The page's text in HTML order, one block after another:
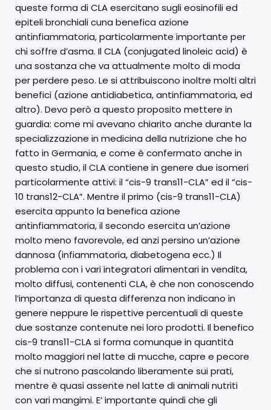
queste forma di CLA esercitano sugli eosinofili ed
epiteli bronchiali cuna benefica azione
antinfiammatoria, particolarmente importante per
chi soffre d’asma. Il CLA (conjugated linoleic acid) è
una sostanza che va attualmente molto di moda
per perdere peso. Le si attribuiscono inoltre molti altri
benefici (azione antidiabetica, antinfiammatoria, ed
altro). Devo però a questo proposito mettere in
guardia: come mi avevano chiarito anche durante la
specializzazione in medicina della nutrizione che ho
fatto in Germania, e come è confermato anche in
questo studio, il CLA contiene in genere due isomeri
particolarmente attivi: il “cis-9 trans11-CLA” ed il “cis-
10 trans12-CLA”. Mentre il primo (cis-9 trans11-CLA)
esercita appunto la benefica azione
antinfiammatoria, il secondo esercita un’azione
molto meno favorevole, ed anzi persino un’azione
dannosa (infiammatoria, diabetogena ecc.) Il
problema con i vari integratori alimentari in vendita,
molto diffusi, contenenti CLA, è che non conoscendo
l’importanza di questa differenza non indicano in
genere neppure le rispettive percentuali di queste
due sostanze contenute nei loro prodotti. Il benefico
cis-9 trans11-CLA si forma comunque in quantità
molto maggiori nel latte di mucche, capre e pecore
che si nutrono pascolando liberamente sui prati,
mentre è quasi assente nel latte di animali nutriti
con vari mangimi. E’ importante quindi che gli